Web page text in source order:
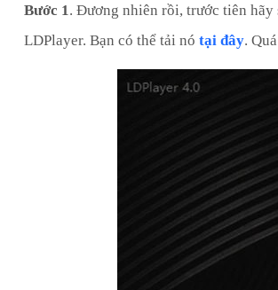
Bước 1. Đương nhiên rồi, trước tiên hãy
LDPlayer. Bạn có thể tải nó tại đây.